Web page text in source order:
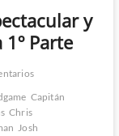
y
Parte
Capitán
Chris
Josh